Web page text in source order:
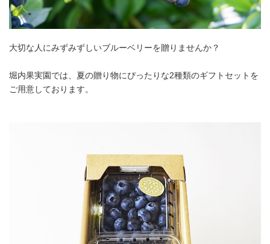
大切な人にみずみずしいブルーベリーを贈りませんか？
堀内果実園では、夏の贈り物にぴったりな2種類のギフトセットを
ご用意しております。